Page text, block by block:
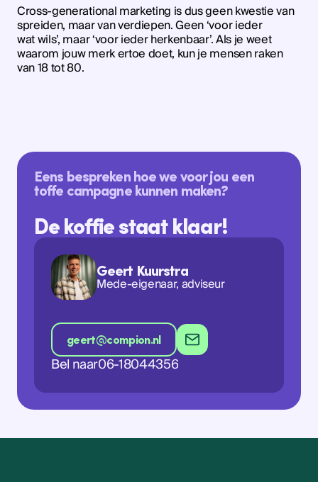
Cross-generational marketing is dus geen kwestie van
spreiden, maar van verdiepen. Geen ‘voor ieder
wat wils’, maar ‘voor ieder herkenbaar’. Als je weet
waarom jouw merk ertoe doet, kun je mensen raken
van 18 tot 80.
Eens bespreken hoe we voor jou een
toffe campagne kunnen maken?
De koffie staat klaar!
Geert Kuurstra
Mede-eigenaar, adviseur
geert@compion.nl
geert@compion.nl
Bel naar06-18044356